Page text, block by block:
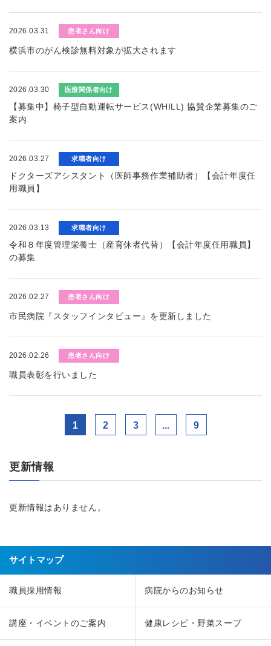
2026.03.31 患者さん向け
横浜市のがん検診無料対象が拡大されます
2026.03.30 医療関係者向け
【募集中】椅子型自動運転サービス(WHILL) 協賛企業募集のご
案内
2026.03.27 求職者向け
ドクターズアシスタント（医師事務作業補助者）【会計年度任
用職員】
2026.03.13 求職者向け
令和８年度管理栄養士（産育休者代替）【会計年度任用職員】
の募集
2026.02.27 患者さん向け
市民病院『スタッフインタビュー』を更新しました
2026.02.26 患者さん向け
職員表彰を行いました
1 2 3 ... 9
更新情報
更新情報はありません。
サイトマップ
職員採用情報 病院からのお知らせ
講座・イベントのご案内 健康レシピ・野菜スープ